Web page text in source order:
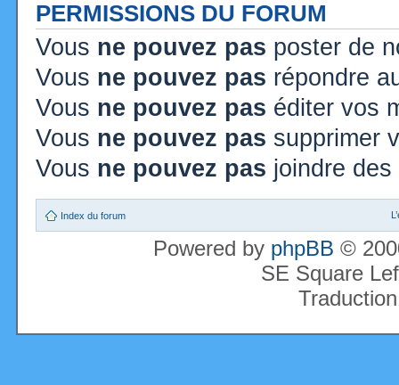
PERMISSIONS DU FORUM
Vous ne pouvez pas poster de
Vous ne pouvez pas répondre
Vous ne pouvez pas éditer vos
Vous ne pouvez pas supprimer
Vous ne pouvez pas joindre
Index du forum
Powered by phpBB ©
SE Square